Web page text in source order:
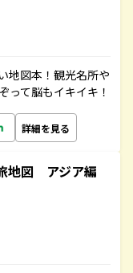
地図本！観光名所や
って脳もイキイキ！
詳細を見る
地図 アジア編